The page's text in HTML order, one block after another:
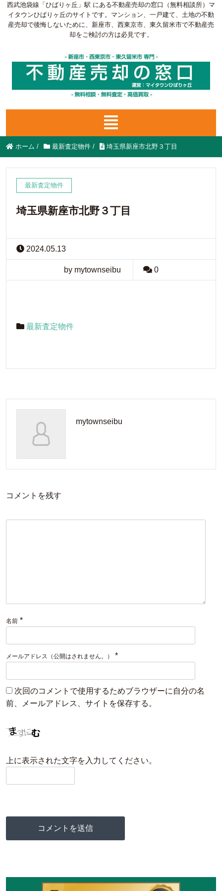
西武池袋線「ひばりヶ丘」駅 にある不動産売却の窓口（無料相談所）マ
イタウンひばりヶ丘のサイトです。マンション、一戸建て、土地の不動
産売却で後悔しないために、新座市、西東京市、東久留米市で不動産売
却をご検討の方は必見です。
ホーム / 最新査定物件 / 埼玉県新座市北野３丁目
最新査定物件
埼玉県新座市北野３丁目
2024.05.13
by mytownseibu 0
最新査定物件
mytownseibu
コメントを残す
名前 *
メールアドレス（公開はされません。） *
次回のコメントで使用するためブラウザーに自分の名
前、メールアドレス、サイトを保存する。
上に表示された文字を入力してください。